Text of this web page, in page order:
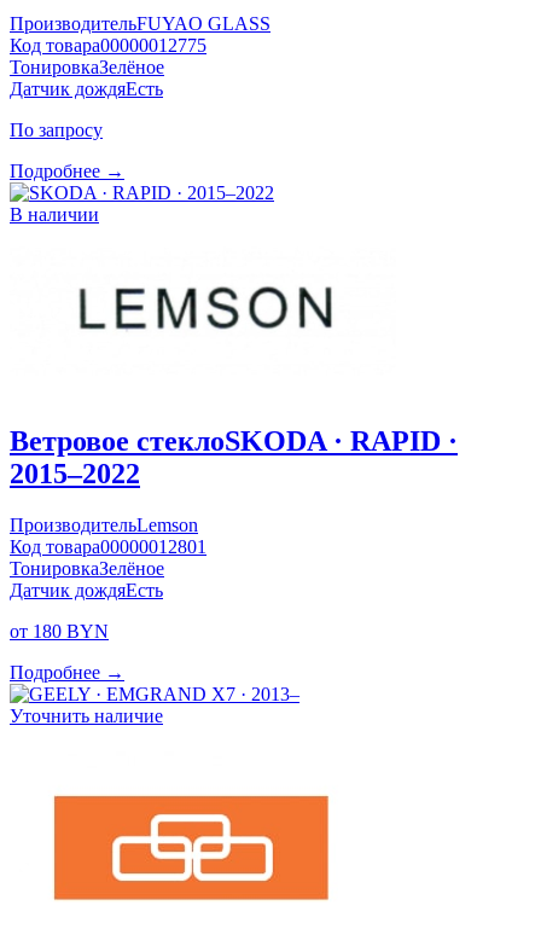
ПроизводительFUYAO GLASS
Код товара00000012775
ТонировкаЗелёное
Датчик дождяЕсть
По запросу
Подробнее →
В наличии
Ветровое стеклоSKODA · RAPID ·
2015–2022
ПроизводительLemson
Код товара00000012801
ТонировкаЗелёное
Датчик дождяЕсть
от 180 BYN
Подробнее →
Уточнить наличие